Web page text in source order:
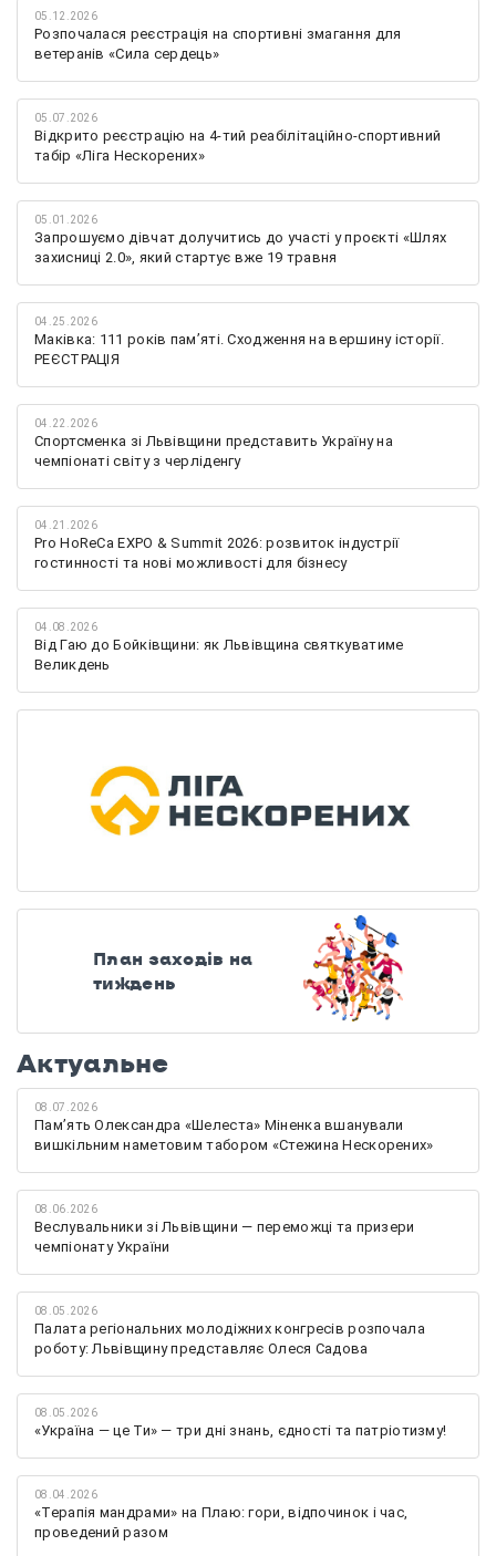
05.12.2026
Розпочалася реєстрація на спортивні змагання для
ветеранів «Сила сердець»
05.07.2026
Відкрито реєстрацію на 4-тий реабілітаційно-спортивний
табір «Ліга Нескорених»
05.01.2026
Запрошуємо дівчат долучитись до участі у проєкті «Шлях
захисниці 2.0», який стартує вже 19 травня
04.25.2026
Маківка: 111 років пам’яті. Сходження на вершину історії.
РЕЄСТРАЦІЯ
04.22.2026
Спортсменка зі Львівщини представить Україну на
чемпіонаті світу з черліденгу
04.21.2026
Pro HoReCa EXPO & Summit 2026: розвиток індустрії
гостинності та нові можливості для бізнесу
04.08.2026
Від Гаю до Бойківщини: як Львівщина святкуватиме
Великдень
План заходів на
тиждень
Актуальне
08.07.2026
Памʼять Олександра «Шелеста» Міненка вшанували
вишкільним наметовим табором «Стежина Нескорених»
08.06.2026
Веслувальники зі Львівщини — переможці та призери
чемпіонату України
08.05.2026
Палата регіональних молодіжних конгресів розпочала
роботу: Львівщину представляє Олеся Садова
08.05.2026
«Україна — це Ти» — три дні знань, єдності та патріотизму!
08.04.2026
«Терапія мандрами» на Плаю: гори, відпочинок і час,
проведений разом